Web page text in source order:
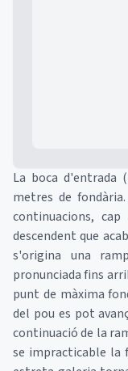
La boca d'entrada
metres de
continuacions,
descendent que
s'origina una
pronunciada fins
punt de màxima
del pou es pot
continuació de la
se impracticable la